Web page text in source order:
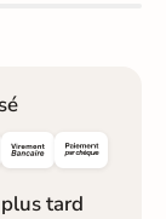
tard